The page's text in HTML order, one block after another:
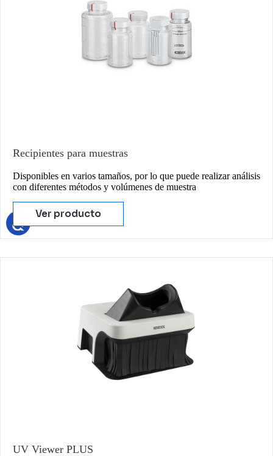
Recipientes para muestras
Disponibles en varios tamaños, por lo que puede realizar análisis
con diferentes métodos y volúmenes de muestra
Ver producto
UV Viewer PLUS